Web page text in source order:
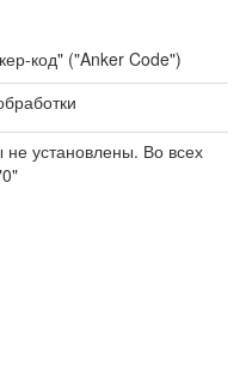
код" ("Anker Code")
установлены. Во всех